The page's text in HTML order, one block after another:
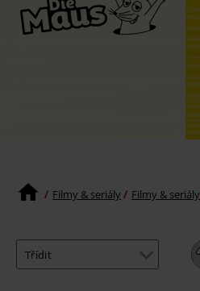
Filmy & seriály Filmy & seriály